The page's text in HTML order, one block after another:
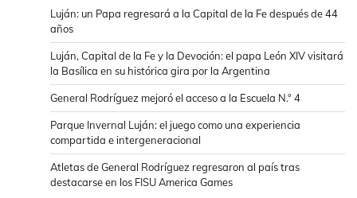
Luján: un Papa regresará a la Capital de la Fe después de 44
años
Luján, Capital de la Fe y la Devoción: el papa León XIV visitará
la Basílica en su histórica gira por la Argentina
General Rodríguez mejoró el acceso a la Escuela N.° 4
Parque Invernal Luján: el juego como una experiencia
compartida e intergeneracional
Atletas de General Rodríguez regresaron al país tras
destacarse en los FISU America Games